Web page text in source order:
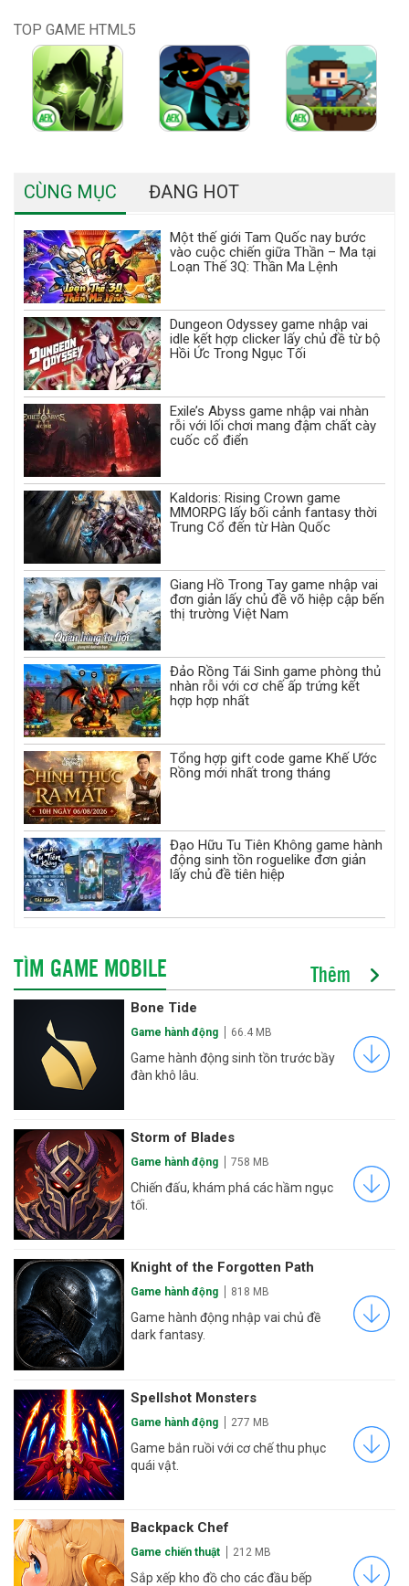
TOP GAME HTML5
CÙNG MỤC ĐANG HOT
Một thế giới Tam Quốc nay bước
vào cuộc chiến giữa Thần – Ma tại
Loạn Thế 3Q: Thần Ma Lệnh
Dungeon Odyssey game nhập vai
idle kết hợp clicker lấy chủ đề từ bộ
Hồi Ức Trong Ngục Tối
Exile’s Abyss game nhập vai nhàn
rỗi với lối chơi mang đậm chất cày
cuốc cổ điển
Kaldoris: Rising Crown game
MMORPG lấy bối cảnh fantasy thời
Trung Cổ đến từ Hàn Quốc
Giang Hồ Trong Tay game nhập vai
đơn giản lấy chủ đề võ hiệp cập bến
thị trường Việt Nam
Đảo Rồng Tái Sinh game phòng thủ
nhàn rỗi với cơ chế ấp trứng kết
hợp hợp nhất
Tổng hợp gift code game Khế Ước
Rồng mới nhất trong tháng
Đạo Hữu Tu Tiên Không game hành
động sinh tồn roguelike đơn giản
lấy chủ đề tiên hiệp
TÌM GAME MOBILE Thêm
Bone Tide
Game hành động 66.4 MB
Game hành động sinh tồn trước bầy
đàn khô lâu.
Storm of Blades
Game hành động 758 MB
Chiến đấu, khám phá các hầm ngục
tối.
Knight of the Forgotten Path
Game hành động 818 MB
Game hành động nhập vai chủ đề
dark fantasy.
Spellshot Monsters
Game hành động 277 MB
Game bắn ruồi với cơ chế thu phục
quái vật.
Backpack Chef
Game chiến thuật 212 MB
Sắp xếp kho đồ cho các đầu bếp